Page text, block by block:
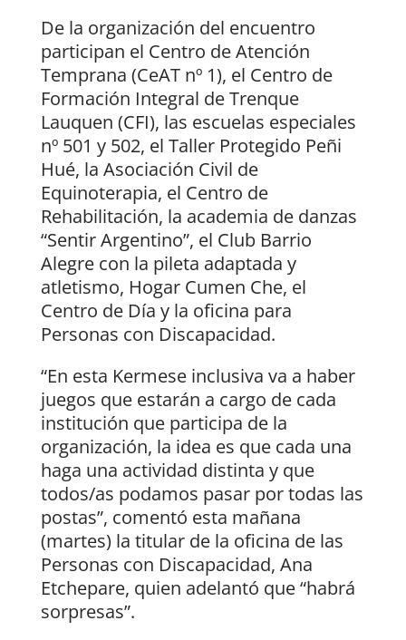
De la organización del encuentro
participan el Centro de Atención
Temprana (CeAT nº 1), el Centro de
Formación Integral de Trenque
Lauquen (CFI), las escuelas especiales
nº 501 y 502, el Taller Protegido Peñi
Hué, la Asociación Civil de
Equinoterapia, el Centro de
Rehabilitación, la academia de danzas
“Sentir Argentino”, el Club Barrio
Alegre con la pileta adaptada y
atletismo, Hogar Cumen Che, el
Centro de Día y la oficina para
Personas con Discapacidad.
“En esta Kermese inclusiva va a haber
juegos que estarán a cargo de cada
institución que participa de la
organización, la idea es que cada una
haga una actividad distinta y que
todos/as podamos pasar por todas las
postas”, comentó esta mañana
(martes) la titular de la oficina de las
Personas con Discapacidad, Ana
Etchepare, quien adelantó que “habrá
sorpresas”.